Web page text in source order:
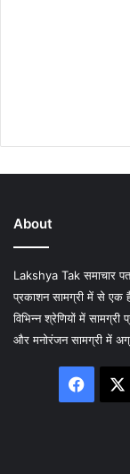
About
Lakshya Tak समाचार
प्रकाशन सामग्री में से एक
विभिन्न श्रेणियों में
और मनोरंजन सामग्री में